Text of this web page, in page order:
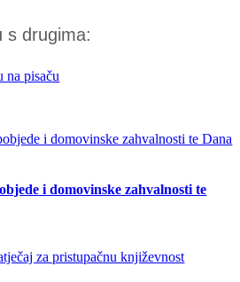
s drugima:
na pisaču
i domovinske zahvalnosti te